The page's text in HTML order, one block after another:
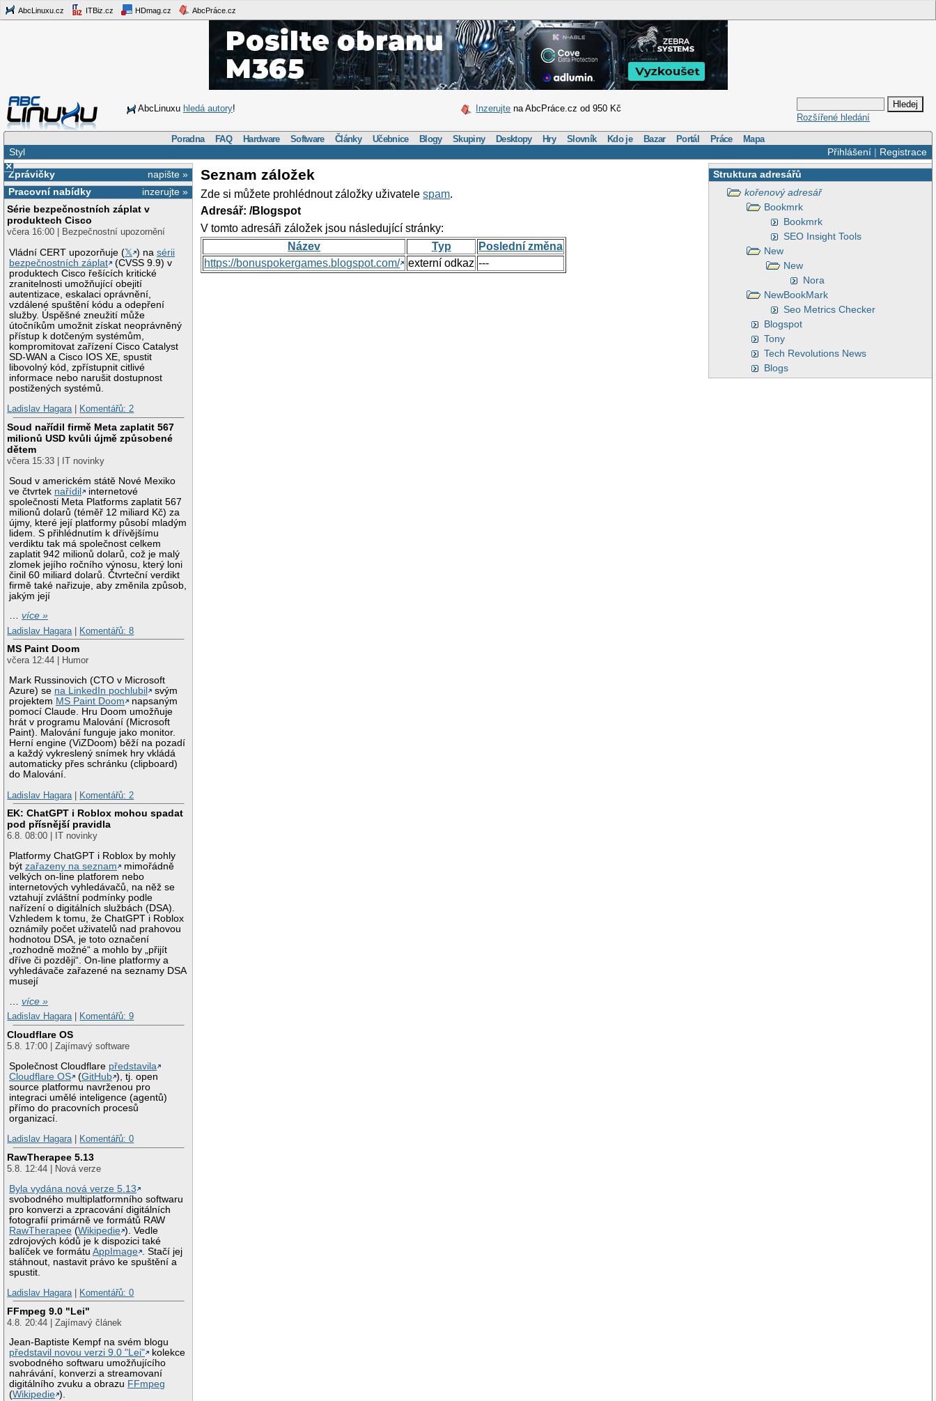
AbcLinuxu.cz ITBiz.cz HDmag.cz AbcPráce.cz
AbcLinuxu hledá autory! Inzerujte na AbcPráce.cz od 950 Kč
Rozšířené hledání
Poradna FAQ Hardware Software Články Učebnice Blogy Skupiny Desktopy Hry Slovník Kdo je Bazar Portál Práce Mapa
Přihlášení| Registrace
Styl
×
napište »
Zprávičky
inzerujte »
Pracovní nabídky
Série bezpečnostních záplat v
produktech Cisco
včera 16:00 | Bezpečnostní upozornění
Vládní CERT upozorňuje (𝕏 ) nasérii
bezpečnostních záplat
(CVSS 9.9) v
produktech Cisco řešících kritické
zranitelnosti umožňující obejití
autentizace, eskalaci oprávnění,
vzdálené spuštění kódu a odepření
služby. Úspěšné zneužití může
útočníkům umožnit získat neoprávněný
přístup k dotčeným systémům,
kompromitovat zařízení Cisco Catalyst
SD-WAN a Cisco IOS XE, spustit
libovolný kód, zpřístupnit citlivé
informace nebo narušit dostupnost
postižených systémů.
Ladislav Hagara| Komentářů: 2
Soud nařídil firmě Meta zaplatit 567
milionů USD kvůli újmě způsobené
dětem
včera 15:33 | IT novinky
Soud v americkém státě Nové Mexiko
ve čtvrtek nařídil
internetové
společnosti Meta Platforms zaplatit 567
milionů dolarů (téměř 12 miliard Kč) za
újmy, které její platformy působí mladým
lidem. S přihlédnutím k dřívějšímu
verdiktu tak má společnost celkem
zaplatit 942 milionů dolarů, což je malý
zlomek jejího ročního výnosu, který loni
činil 60 miliard dolarů. Čtvrteční verdikt
firmě také nařizuje, aby změnila způsob,
jakým její
…více »
Ladislav Hagara
Komentářů: 8
MS Paint Doom
včera 12:44 | Humor
Mark Russinovich (CTO v Microsoft
Azure) se na LinkedIn pochlubil
svým
projektem MS Paint Doom
napsaným
pomocí Claude. Hru Doom umožňuje
hrát v programu Malování (Microsoft
Paint). Malování funguje jako monitor.
Herní engine (ViZDoom) běží na pozadí
a každý vykreslený snímek hry vkládá
automaticky přes schránku (clipboard)
do Malování.
Ladislav Hagara
Komentářů: 2
EK: ChatGPT i Roblox mohou spadat
pod přísnější pravidla
6.8. 08:00 | IT novinky
Platformy ChatGPT i Roblox by mohly
býtzařazeny na seznam
mimořádně
velkých on-line platforem nebo
internetových vyhledávačů, na něž se
vztahují zvláštní podmínky podle
nařízení o digitálních službách (DSA).
Vzhledem k tomu, že ChatGPT i Roblox
oznámily počet uživatelů nad prahovou
hodnotou DSA, je toto označení
„rozhodně možné“ a mohlo by „přijít
dříve či později“. On-line platformy a
vyhledávače zařazené na seznamy DSA
musejí
…více »
Ladislav Hagara| Komentářů: 9
Cloudflare OS
5.8. 17:00 | Zajímavý software
Společnost Cloudflare představila
Cloudflare OS
(GitHub ), tj. open
source platformu navrženou pro
integraci umělé inteligence (agentů)
přímo do pracovních procesů
organizací.
Ladislav Hagara| Komentářů: 0
RawTherapee 5.13
5.8. 12:44 | Nová verze
Byla vydána nová verze 5.13
svobodného multiplatformního softwaru
pro konverzi a zpracování digitálních
fotografií primárně ve formátů RAW
RawTherapee (Wikipedie ). Vedle
zdrojových kódů je k dispozici také
balíček ve formátuAppImage
. Stačí jej
stáhnout, nastavit právo ke spuštění a
spustit.
Ladislav Hagara| Komentářů: 0
FFmpeg 9.0 "Lei"
4.8. 20:44 | Zajímavý článek
Jean-Baptiste Kempf na svém blogu
představil novou verzi 9.0 "Lei"
kolekce
svobodného softwaru umožňujícího
nahrávání, konverzi a streamovaní
digitálního zvuku a obrazu FFmpeg
(Wikipedie ).
Struktura adresářů
kořenový adresář
Bookmrk
Bookmrk
SEO Insight Tools
New
New
Nora
NewBookMark
Seo Metrics Checker
Blogspot
Tony
Tech Revolutions News
Blogs
Seznam záložek
Zde si můžete prohlédnout záložky uživatelespam.
Adresář: /Blogspot
V tomto adresáři záložek jsou následující stránky:
Název
Typ
Poslední změna
https://bonuspokergames.blogspot.com/
externí odkaz ---